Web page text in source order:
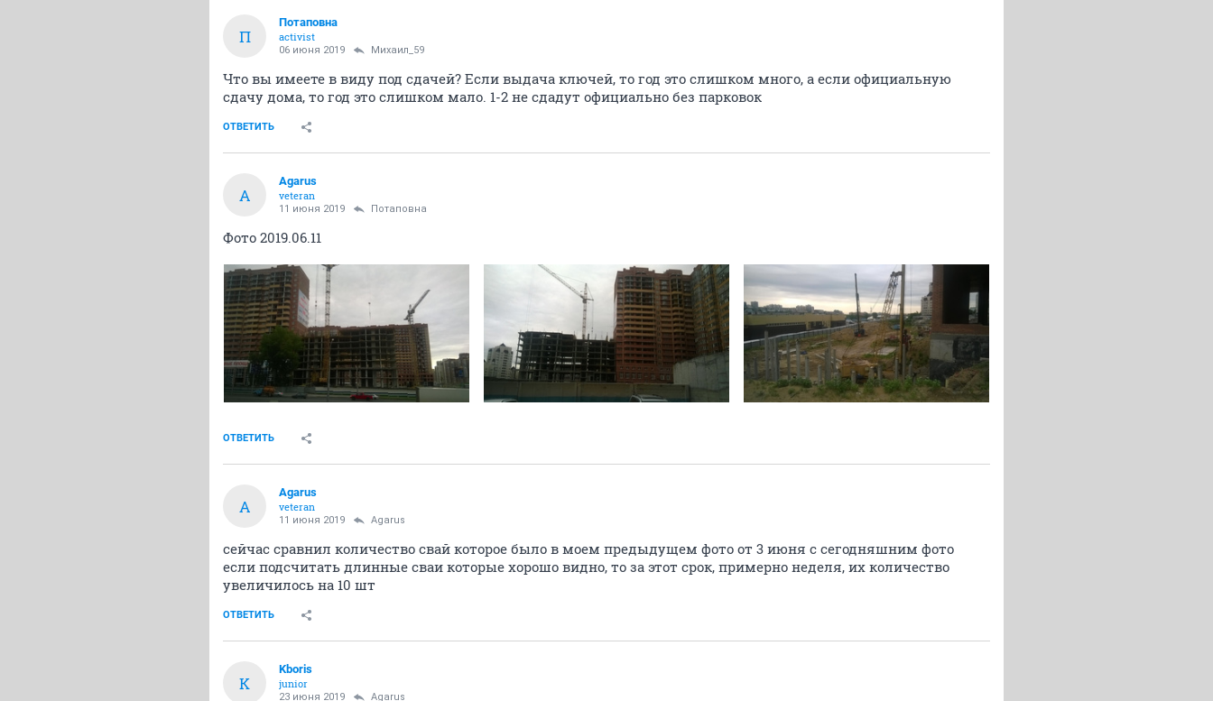
П
Потаповна
activist
06 июня 2019 Михаил_59
Что вы имеете в виду под сдачей? Если выдача ключей, то год это слишком много, а если официальную
сдачу дома, то год это слишком мало. 1-2 не сдадут официально без парковок
ОТВЕТИТЬ
A
Agarus
veteran
11 июня 2019 Потаповна
Фото 2019.06.11
ОТВЕТИТЬ
A
Agarus
veteran
11 июня 2019 Agarus
сейчас сравнил количество свай которое было в моем предыдущем фото от 3 июня с сегодняшним фото
если подсчитать длинные сваи которые хорошо видно, то за этот срок, примерно неделя, их количество
увеличилось на 10 шт
ОТВЕТИТЬ
K
Kboris
junior
23 июня 2019 Agarus